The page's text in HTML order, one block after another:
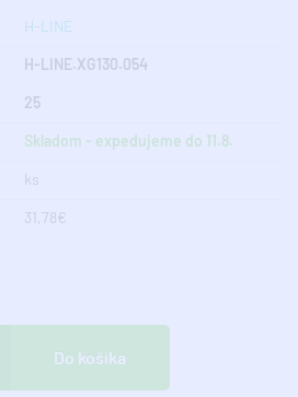
H-LINE
H-LINE.XG130.054
25
Skladom - expedujeme do 11.8.
ks
31,78€
Do košíka